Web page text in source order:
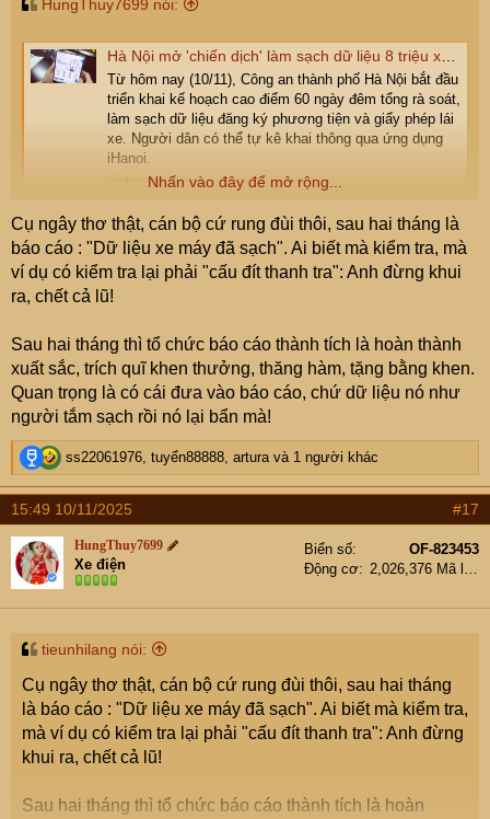
HungThuy7699 nói:
Hà Nội mở 'chiến dịch' làm sạch dữ liệu 8 triệu xe, người dân kê khai qua iHanoi
Từ hôm nay (10/11), Công an thành phố Hà Nội bắt đầu
triển khai kế hoạch cao điểm 60 ngày đêm tổng rà soát,
làm sạch dữ liệu đăng ký phương tiện và giấy phép lái
xe. Người dân có thể tự kê khai thông qua ứng dụng
iHanoi.
vietnamnet.vn
Em đọc tin này thấy hơi khó để làm trong 60 ngày, ý
tưởng tốt để quản lý nhưng khó cho người dân.
Nhấn vào đây để mở rộng...
Cụ ngây thơ thật, cán bộ cứ rung đùi thôi, sau hai tháng là
báo cáo : "Dữ liệu xe máy đã sạch". Ai biết mà kiểm tra, mà
ví dụ có kiểm tra lại phải "cấu đít thanh tra": Anh đừng khui
ra, chết cả lũ!
Sau hai tháng thì tổ chức báo cáo thành tích là hoàn thành
xuất sắc, trích quĩ khen thưởng, thăng hàm, tặng bằng khen.
Quan trọng là có cái đưa vào báo cáo, chứ dữ liệu nó như
người tắm sạch rồi nó lại bẩn mà!
R
e
a
c
s
ss22061976 tuyển88888 artura và 1 người khác
15:49 10/11/2025 #17
HungThuy7699
Xe điện
Biển số
OF-823453
Động cơ
tieunhilang nói:
Cụ ngây thơ thật, cán bộ cứ rung đùi thôi, sau hai tháng
là báo cáo : "Dữ liệu xe máy đã sạch". Ai biết mà kiểm tra,
mà ví dụ có kiểm tra lại phải "cấu đít thanh tra": Anh đừng
khui ra, chết cả lũ!
Sau hai tháng thì tổ chức báo cáo thành tích là hoàn